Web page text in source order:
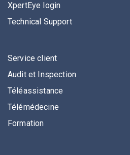
XpertEye login
Technical Support
Service client
Audit et Inspection
Téléassistance
Télémédecine
Formation